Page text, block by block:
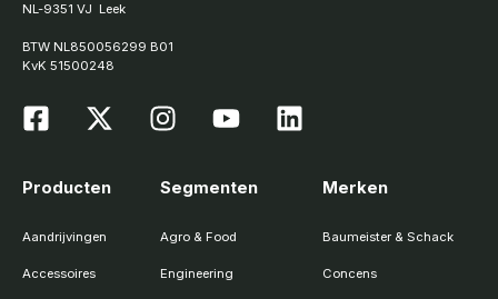
NL-9351 VJ Leek
BTW NL850056299 B01
KvK 51500248
Producten
Aandrijvingen
Accessoires
Segmenten
Agro & Food
Engineering
Merken
Baumeister & Schack
Concens